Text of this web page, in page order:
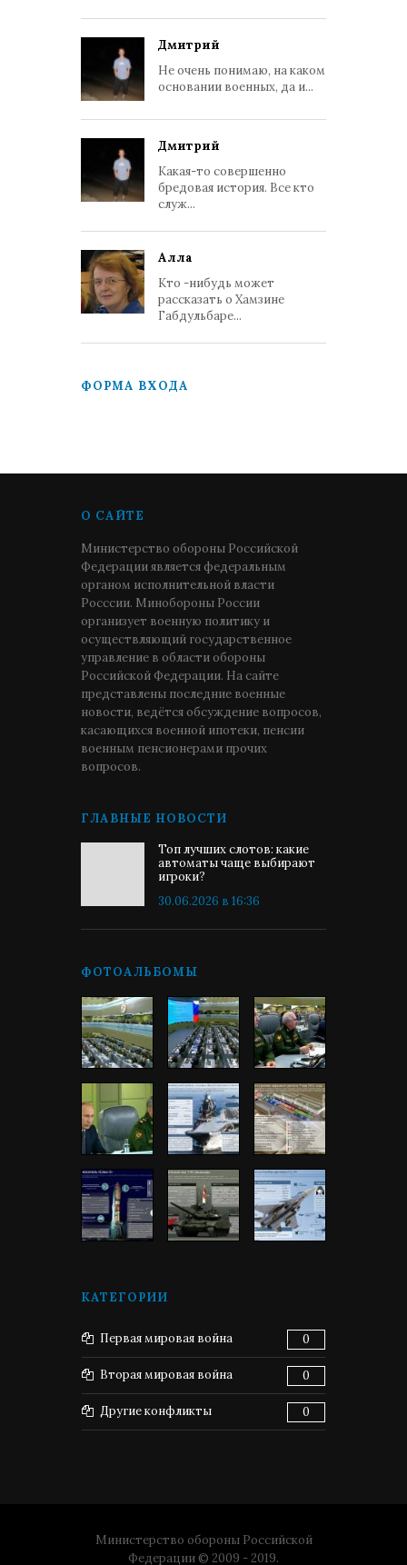
Дмитрий
Не очень понимаю, на каком
основании военных, да и...
Дмитрий
Какая-то совершенно
бредовая история. Все кто
служ...
Алла
Кто -нибудь может
рассказать о Хамзине
Габдульбаре...
ФОРМА ВХОДА
О САЙТЕ
Министерство обороны Российской
Федерации является федеральным
органом исполнительной власти
Росссии. Минобороны России
организует военную политику и
осуществляющий государственное
управление в области обороны
Российской Федерации. На сайте
представлены последние военные
новости, ведётся обсуждение вопросов,
касающихся военной ипотеки, пенсии
военным пенсионерами прочих
вопросов.
ГЛАВНЫЕ НОВОСТИ
Топ лучших слотов: какие
автоматы чаще выбирают
игроки?
30.06.2026 в 16:36
ФОТОАЛЬБОМЫ
КАТЕГОРИИ
Первая мировая война 0
Вторая мировая война 0
Другие конфликты 0
Министерство обороны Российской
Федерации © 2009 - 2019.